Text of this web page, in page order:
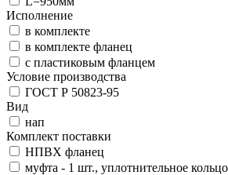
Исполнение
в комплекте
в комплекте фланец
с пластиковым фланцем
Условие производства
ГОСТ Р 50823-95
Вид
нап
Комплект поставки
НПВХ фланец
муфта - 1 шт., уплотнительное